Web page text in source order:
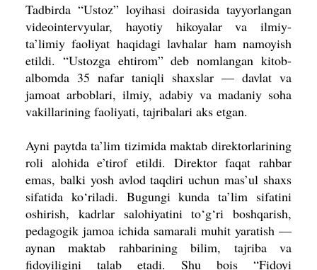
Tadbirda “Ustoz” loyihasi doirasida tayyorlangan
videointervyular, hayotiy hikoyalar va ilmiy-
ta’limiy faoliyat haqidagi lavhalar ham namoyish
etildi. “Ustozga ehtirom” deb nomlangan kitob-
albomda 35 nafar taniqli shaxslar — davlat va
jamoat arboblari, ilmiy, adabiy va madaniy soha
vakillarining faoliyati, tajribalari aks etgan.
Ayni paytda ta’lim tizimida maktab direktorlarining
roli alohida e’tirof etildi. Direktor faqat rahbar
emas, balki yosh avlod taqdiri uchun mas’ul shaxs
sifatida ko‘riladi. Bugungi kunda ta’lim sifatini
oshirish, kadrlar salohiyatini to‘g‘ri boshqarish,
pedagogik jamoa ichida samarali muhit yaratish —
aynan maktab rahbarining bilim, tajriba va
fidoyiligini talab etadi. Shu bois “Fidoyi